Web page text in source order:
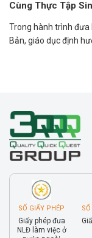
Cùng Thực Tập
Trong hành trình đưa
Bản, giáo dục định
SỐ GIẤY PHÉP
Giấy phép đưa
NLĐ làm việc ở